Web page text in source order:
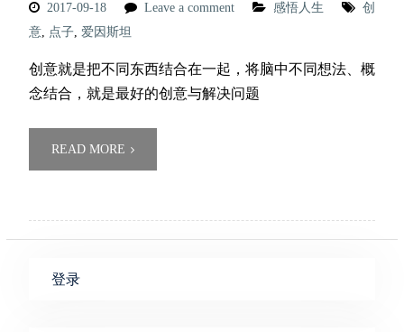
2017-09-18 Leave a comment 感悟人生
创
意, 点子, 爱因斯坦
创意就是把不同东西结合在一起，将脑中不同想法、概
念结合，就是最好的创意与解决问题
READ MORE
登录